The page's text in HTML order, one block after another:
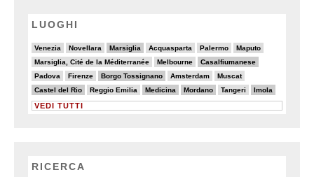
LUOGHI
Venezia
4/20 Novellara
4/20 Marsiglia
6/20 Acquasparta
3/20 Palermo
2/20 Maputo
4/20
Marsiglia, Cité de la Méditerranée
2/20 Melbourne
5/20 Casalfiumanese
6/20
Padova
2/20 Firenze
2/20 Borgo Tossignano
6/20 Amsterdam
3/20 Muscat
3/20
Castel del Rio
6/20 Reggio Emilia
2/20 Medicina
6/20 Mordano
6/20 Tangeri
2/20 Imola
6/20
VEDI TUTTI
RICERCA